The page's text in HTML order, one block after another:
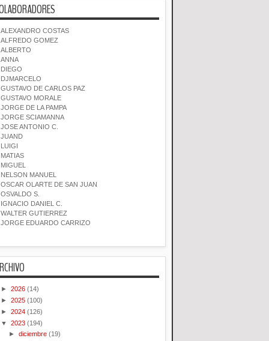
ALEXANDRO COSTAS
ALFREDO GOMEZ
ALBERTO
ANNA
DIEGO
DJMARCELO
GUSTAVO DE CARLOS PAZ
GUSTAVO MORALE
JORGE DE LA PAMPA
JORGE SCIAMANNA
JOSE ANTONIO C.
JUAND
LUIGI
MATIAS
MIGUEL
NELSON MANUEL
OSCAR OLARTE DE SAN JUAN
OSVALDO S.
IGNACIO DANIEL C.
WALTER GUTIERREZ
JORGE EDUARDO CARRIZO
► 2026 (14)
► 2025 (100)
► 2024 (126)
▼ 2023 (194)
►diciembre (19)